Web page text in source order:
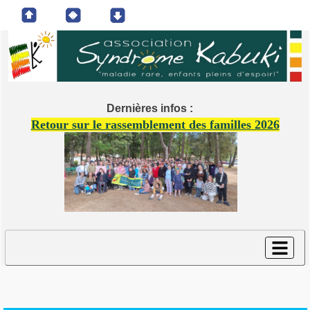
Dernières infos :
Retour sur le rassemblement des familles 2026